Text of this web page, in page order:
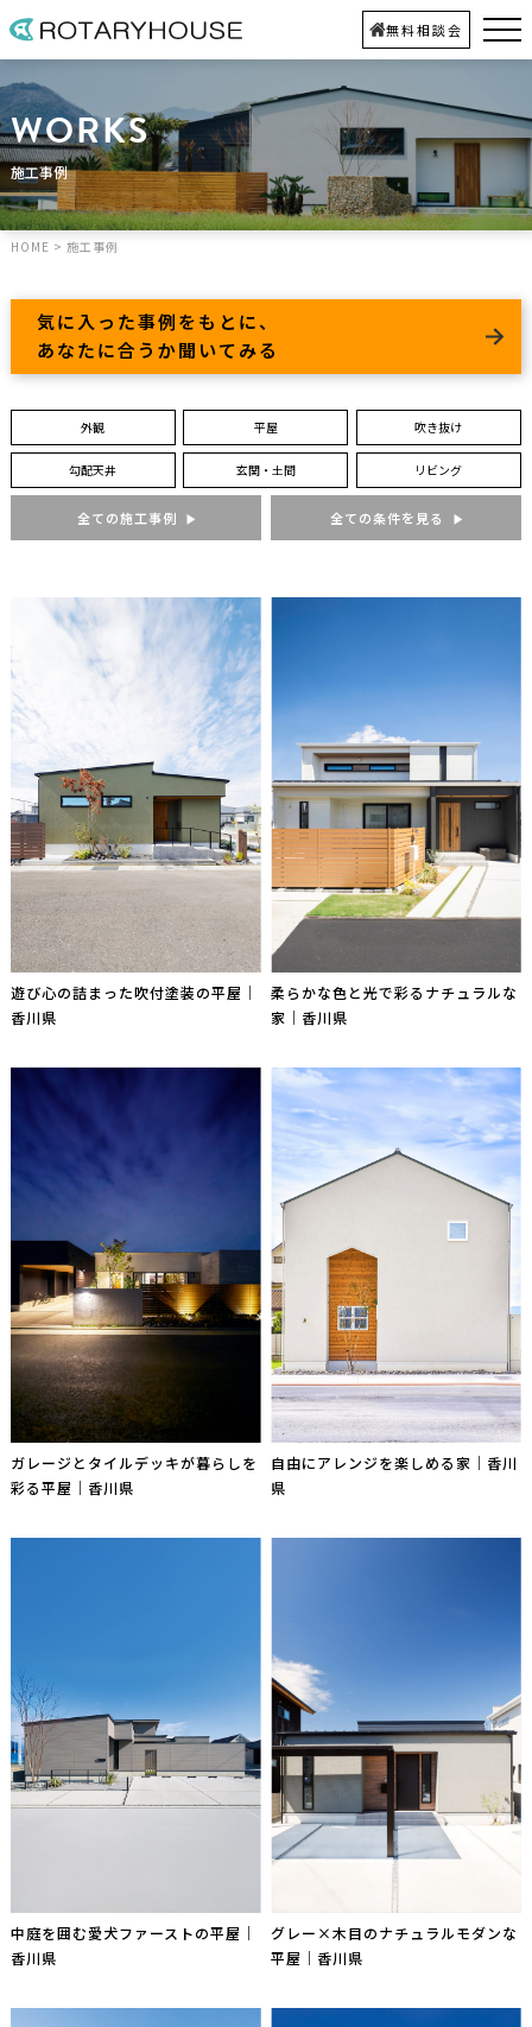
無料相談会
WORKS
施工事例
HOME > 施工事例
気に入った事例をもとに、
あなたに合うか聞いてみる
外観 平屋 吹き抜け
勾配天井 玄関・土間 リビング
全ての施工事例 全ての条件を見る
遊び心の詰まった吹付塗装の平屋｜
香川県
柔らかな色と光で彩るナチュラルな
家｜香川県
ガレージとタイルデッキが暮らしを
彩る平屋｜香川県
自由にアレンジを楽しめる家｜香川
県
中庭を囲む愛犬ファーストの平屋｜
香川県
グレー×木目のナチュラルモダンな
平屋｜香川県